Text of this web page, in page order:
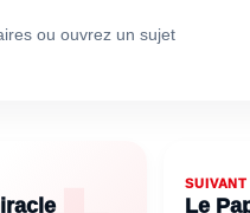
ou ouvrez un sujet
SUIVANT
Le